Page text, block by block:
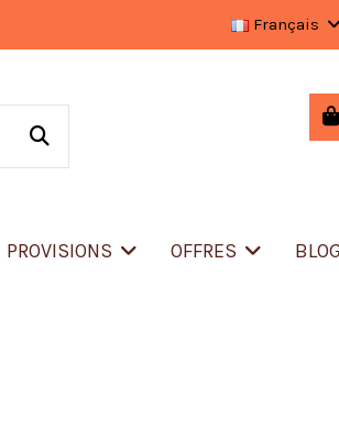
Français
PROVISIONS OFFRES